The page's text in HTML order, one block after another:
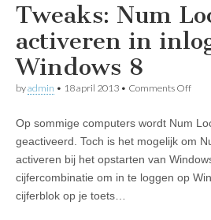
Tweaks: Num
activeren in
Windows 8
byadmin • 18 april 2013 • Comments Offon
Lock
Op sommige computers wordt Num
geactiveerd. Toch is het mogelijk om
activeren bij het opstarten van
cijfercombinatie om in te loggen op
cijferblok op je toets…